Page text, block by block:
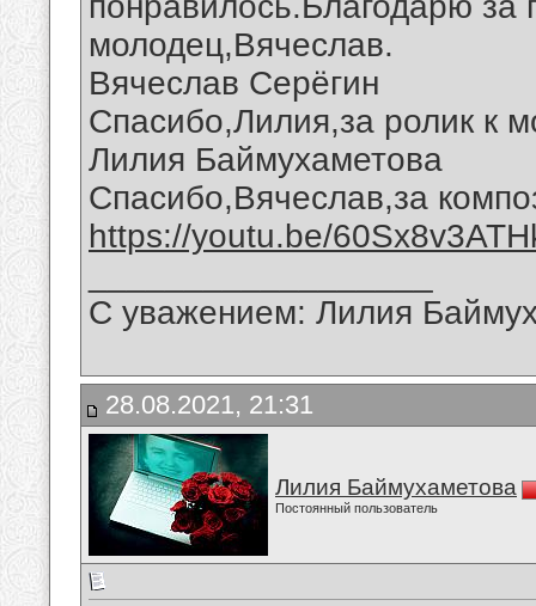
молодец,Вячеслав.
Вячеслав Серёгин
Спасибо,Лилия,за ролик к
Лилия Баймухаметова
Спасибо,Вячеслав,за
https://youtu.be/
С уважением: Лилия
28.08.2021, 21:31
Лилия Баймухаметова
Постоянный пользователь